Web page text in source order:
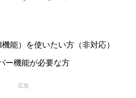
能）を使いたい方（非対応）
ー機能が必要な方
広告